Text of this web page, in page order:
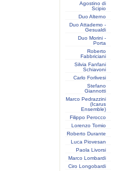
Agostino di
Scipio
Duo Alterno
Duo Attademo -
Gesualdi
Duo Morini -
Porta
Roberto
Fabbriciani
Silvia Fanfani
Schiavoni
Carlo Forlivesi
Stefano
Giannotti
Marco Pedrazzini
(Icarus
Ensemble)
Filippo Perocco
Lorenzo Tomio
Roberto Durante
Luca Piovesan
Paola Livorsi
Marco Lombardi
Ciro Longobardi